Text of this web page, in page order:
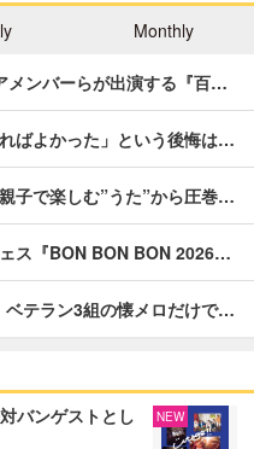
Monthly
メンバーらが出演する『百…
ばよかった」という後悔は…
子で楽しむ”うた”から圧巻…
ス『BON BON BON 2026…
ベテラン3組の懐メロだけで…
バンゲストとし
NEW